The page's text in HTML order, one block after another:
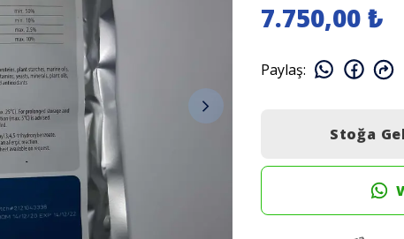
7.750,00 ₺
Paylaş:
Stoğa